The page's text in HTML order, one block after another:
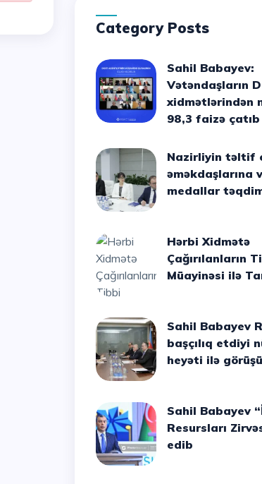
Category Posts
Sahil Babayev:
Vətəndaşların
xidmətlərindən
98,3 faizə çatıb
Nazirliyin təltif edilmiş
əməkdaşlarına
medallar
Hərbi Xidmətə
Çağırılanların
Müayinəsi ilə
Sahil Babayev R.S.Santoun
başçılıq etdiyi
heyəti ilə
Sahil Babayev “İnsan
Resursları
edib